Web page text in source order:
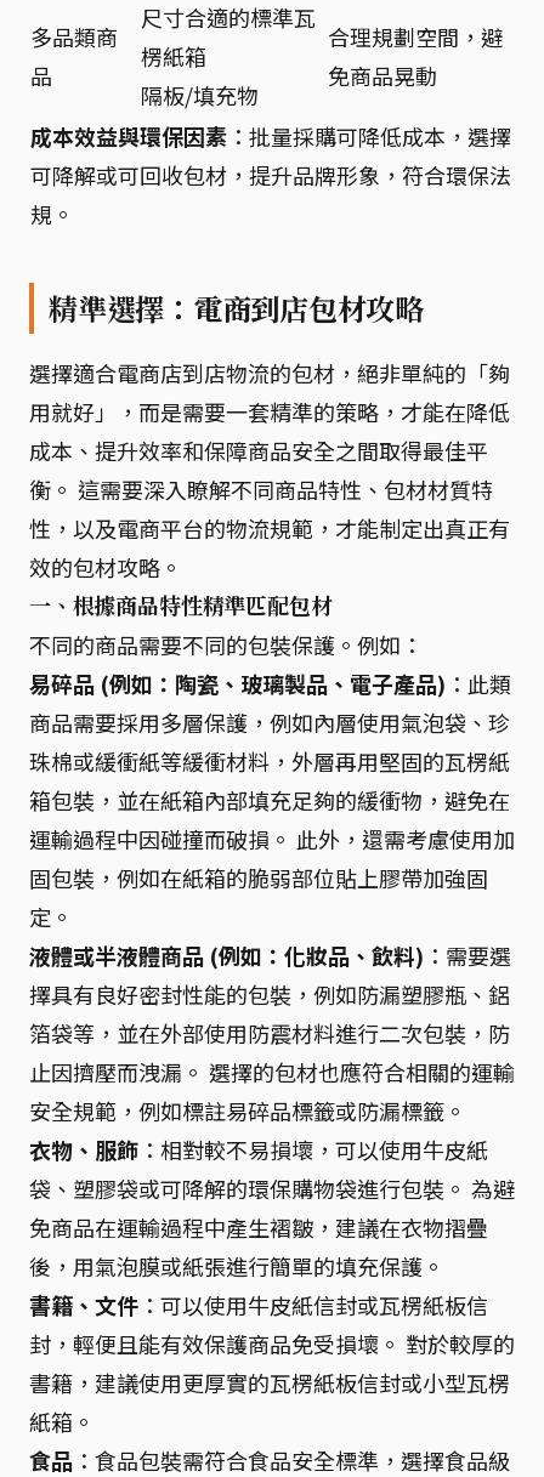
多品類商
品
尺寸合適的標準瓦
楞紙箱
隔板/填充物
合理規劃空間，避
免商品晃動
成本效益與環保因素 ：批量採購可降低成本，選擇
可降解或可回收包材，提升品牌形象，符合環保法
規。
精準選擇：電商到店包材攻略
選擇適合電商店到店物流的包材，絕非單純的「夠
用就好」，而是需要一套精準的策略，才能在降低
成本、提升效率和保障商品安全之間取得最佳平
衡。 這需要深入瞭解不同商品特性、包材材質特
性，以及電商平台的物流規範，才能制定出真正有
效的包材攻略。
一、根據商品特性精準匹配包材
不同的商品需要不同的包裝保護。例如：
易碎品 (例如：陶瓷、玻璃製品、電子產品) ：此類
商品需要採用多層保護，例如內層使用氣泡袋、珍
珠棉或緩衝紙等緩衝材料，外層再用堅固的瓦楞紙
箱包裝，並在紙箱內部填充足夠的緩衝物，避免在
運輸過程中因碰撞而破損。 此外，還需考慮使用加
固包裝，例如在紙箱的脆弱部位貼上膠帶加強固
定。
液體或半液體商品 (例如：化妝品、飲料) ：需要選
擇具有良好密封性能的包裝，例如防漏塑膠瓶、鋁
箔袋等，並在外部使用防震材料進行二次包裝，防
止因擠壓而洩漏。 選擇的包材也應符合相關的運輸
安全規範，例如標註易碎品標籤或防漏標籤。
衣物、服飾 ：相對較不易損壞，可以使用牛皮紙
袋、塑膠袋或可降解的環保購物袋進行包裝。 為避
免商品在運輸過程中產生褶皺，建議在衣物摺疊
後，用氣泡膜或紙張進行簡單的填充保護。
書籍、文件 ：可以使用牛皮紙信封或瓦楞紙板信
封，輕便且能有效保護商品免受損壞。 對於較厚的
書籍，建議使用更厚實的瓦楞紙板信封或小型瓦楞
紙箱。
食品 ：食品包裝需符合食品安全標準，選擇食品級